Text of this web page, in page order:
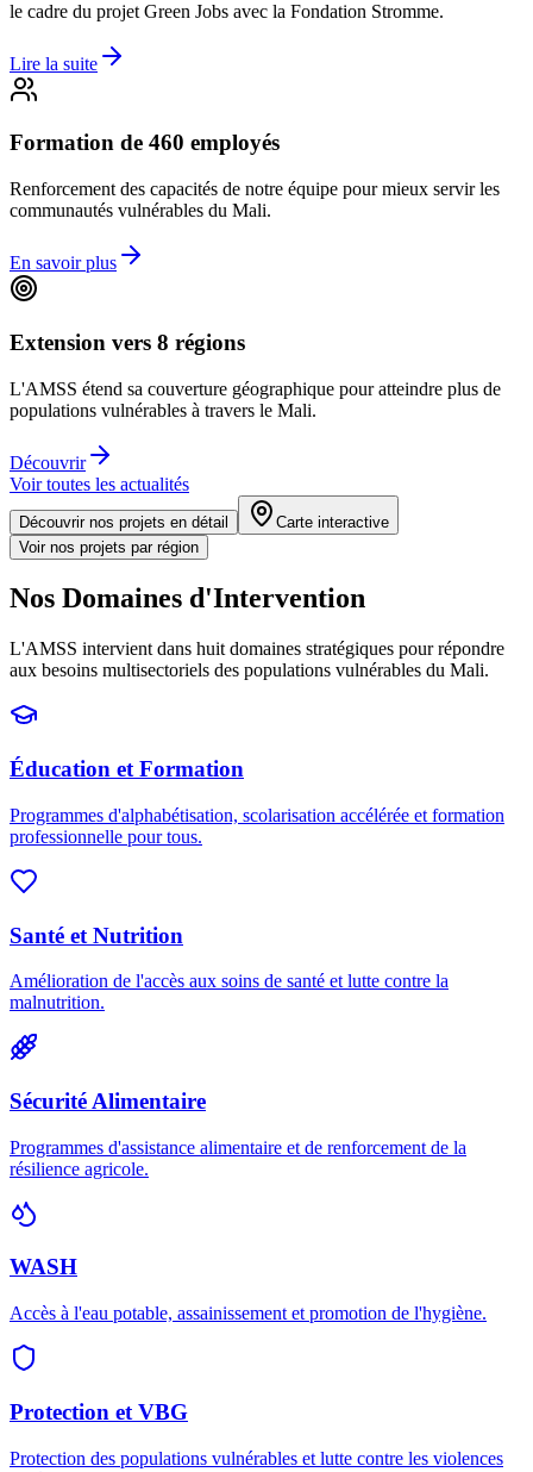
le cadre du projet Green Jobs avec la Fondation Stromme.
Lire la suite
Formation de 460 employés
Renforcement des capacités de notre équipe pour mieux servir les
communautés vulnérables du Mali.
En savoir plus
Extension vers 8 régions
L'AMSS étend sa couverture géographique pour atteindre plus de
populations vulnérables à travers le Mali.
Découvrir
Voir toutes les actualités
Découvrir nos projets en détail
Carte interactive
Voir nos projets par région
Nos Domaines d'Intervention
L'AMSS intervient dans huit domaines stratégiques pour répondre
aux besoins multisectoriels des populations vulnérables du Mali.
Éducation et Formation
Programmes d'alphabétisation, scolarisation accélérée et formation
professionnelle pour tous.
Santé et Nutrition
Amélioration de l'accès aux soins de santé et lutte contre la
malnutrition.
Sécurité Alimentaire
Programmes d'assistance alimentaire et de renforcement de la
résilience agricole.
WASH
Accès à l'eau potable, assainissement et promotion de l'hygiène.
Protection et VBG
Protection des populations vulnérables et lutte contre les violences